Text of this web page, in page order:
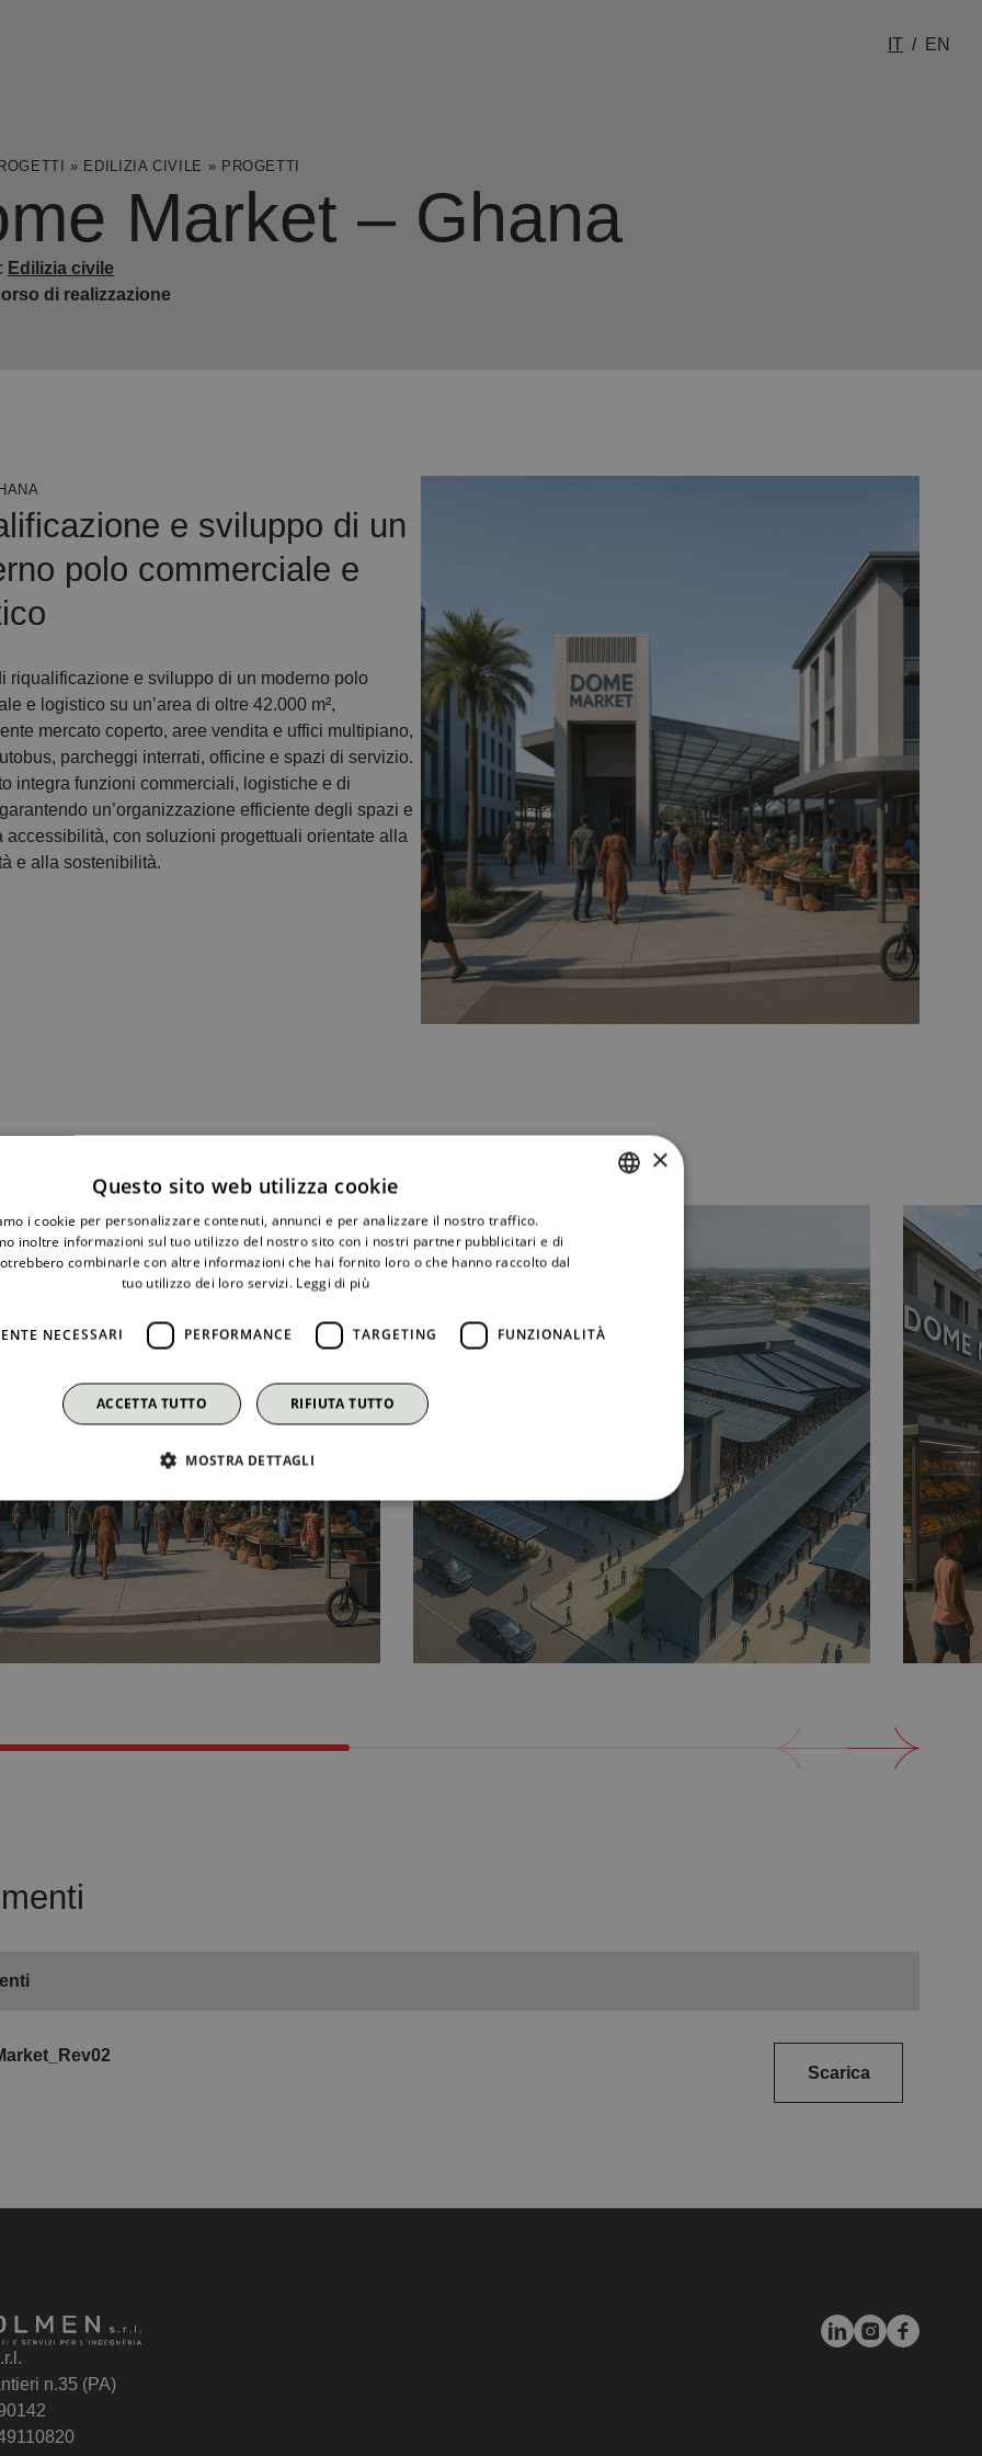
IT EN
» EDILIZIA CIVILE » PROGETTI
Market – Ghana
Edilizia civile
di realizzazione
e sviluppo di un
polo commerciale e
riqualificazione e sviluppo di un moderno polo
e logistico su un’area di oltre 42.000 m²,
mercato coperto, aree vendita e uffici multipiano,
parcheggi interrati, officine e spazi di servizio.
integra funzioni commerciali, logistiche e di
un’organizzazione efficiente degli spazi e
accessibilità, con soluzioni progettuali orientate alla
e alla sostenibilità.
Scarica
n.35 (PA)
×
Questo sito web utilizza cookie
i cookie per personalizzare contenuti, annunci e per analizzare il nostro traffico.
inoltre informazioni sul tuo utilizzo del nostro sito con i nostri partner pubblicitari e di
combinarle con altre informazioni che hai fornito loro o che hanno raccolto dal
tuo utilizzo dei loro servizi. Leggi di più
NECESSARI PERFORMANCE TARGETING FUNZIONALITÀ
ACCETTA TUTTO RIFIUTA TUTTO
MOSTRA DETTAGLI